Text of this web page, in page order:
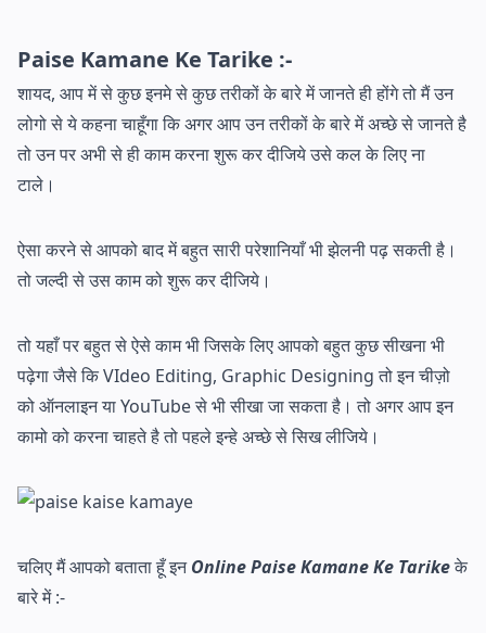
Paise Kamane Ke Tarike :-
शायद, आप में से कुछ इनमे से कुछ तरीकों के बारे में जानते ही होंगे तो मैं उन
लोगो से ये कहना चाहूँगा कि अगर आप उन तरीकों के बारे में अच्छे से जानते है
तो उन पर अभी से ही काम करना शुरू कर दीजिये उसे कल के लिए ना
टाले।
ऐसा करने से आपको बाद में बहुत सारी परेशानियाँ भी झेलनी पढ़ सकती है।
तो जल्दी से उस काम को शुरू कर दीजिये।
तो यहाँ पर बहुत से ऐसे काम भी जिसके लिए आपको बहुत कुछ सीखना भी
पढ़ेगा जैसे कि VIdeo Editing, Graphic Designing तो इन चीज़ो
को ऑनलाइन या YouTube से भी सीखा जा सकता है। तो अगर आप इन
कामो को करना चाहते है तो पहले इन्हे अच्छे से सिख लीजिये।
चलिए मैं आपको बताता हूँ इनOnline Paise Kamane Ke Tarikeके
बारे में :-